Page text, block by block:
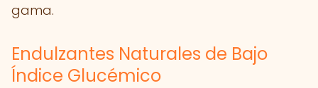
gama.
Endulzantes Naturales de Bajo
Índice Glucémico